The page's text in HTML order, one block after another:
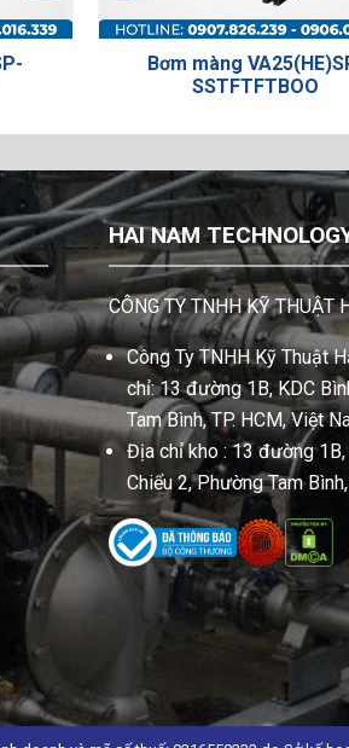
VA25(HE)SP-
Bơm màng
HAI NAM
CÔNG TY TNHH KỸ THUẬT
Công Ty TNHH Kỹ Thuật
chỉ: 13 đường 1B, KDC
Tam Bình, TP. HCM, Việt
Địa chỉ kho : 13 đường 1B,
Chiểu 2, Phường Tam